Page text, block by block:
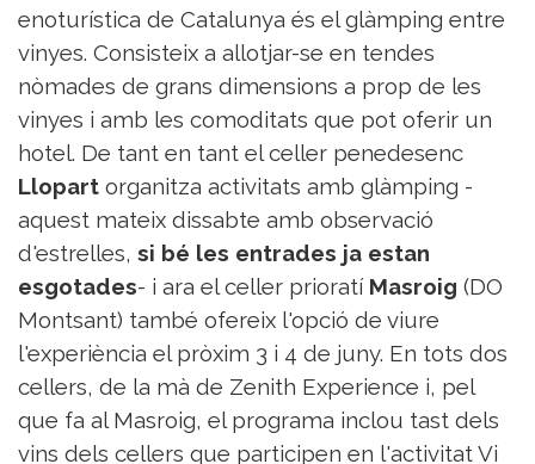
enoturística de Catalunya és el glàmping entre
vinyes. Consisteix a allotjar-se en tendes
nòmades de grans dimensions a prop de les
vinyes i amb les comoditats que pot oferir un
hotel. De tant en tant el celler penedesenc
Llopart organitza activitats amb glàmping -
aquest mateix dissabte amb observació
d'estrelles, si bé les entrades ja estan
esgotades- i ara el celler prioratí Masroig (DO
Montsant) també ofereix l'opció de viure
l'experiència el pròxim 3 i 4 de juny. En tots dos
cellers, de la mà de Zenith Experience i, pel
que fa al Masroig, el programa inclou tast dels
vins dels cellers que participen en l'activitat Vi